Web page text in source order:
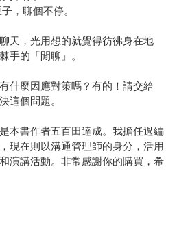
，聊個不停。
天，光用想的就覺得彷彿身在地
手的「閒聊」。
什麼因應對策嗎？有的！請交給
這個問題。
本書作者五百田達成。我擔任過編
現在則以溝通管理師的身分，活用
演講活動。非常感謝你的購買，希